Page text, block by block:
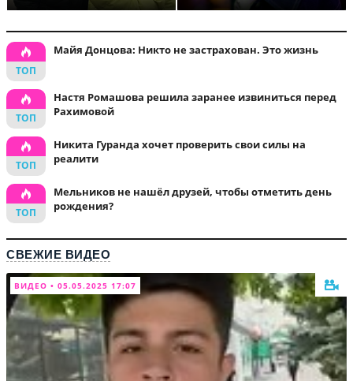
Майя Донцова: Никто не застрахован. Это жизнь
Настя Ромашова решила заранее извиниться перед
Рахимовой
Никита Гуранда хочет проверить свои силы на
реалити
Мельников не нашёл друзей, чтобы отметить день
рождения?
СВЕЖИЕ ВИДЕО
ВИДЕО • 05.05.2025 17:07